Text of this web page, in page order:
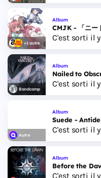
+1 autre
Album
CMJK - 「ニー
C'est sorti il
Bandcamp
Album
Nailed to
C'est sorti il
Autre
Album
Suede -
C'est sorti il
Album
Before the
C'est sorti il